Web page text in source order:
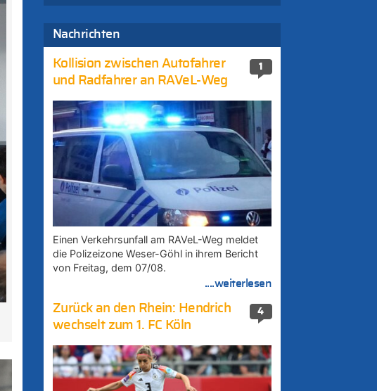
Nachrichten
1
Kollision zwischen Autofahrer
und Radfahrer an RAVeL-Weg
Einen Verkehrsunfall am RAVeL-Weg meldet
die Polizeizone Weser-Göhl in ihrem Bericht
von Freitag, dem 07/08.
....weiterlesen
4
Zurück an den Rhein: Hendrich
wechselt zum 1. FC Köln